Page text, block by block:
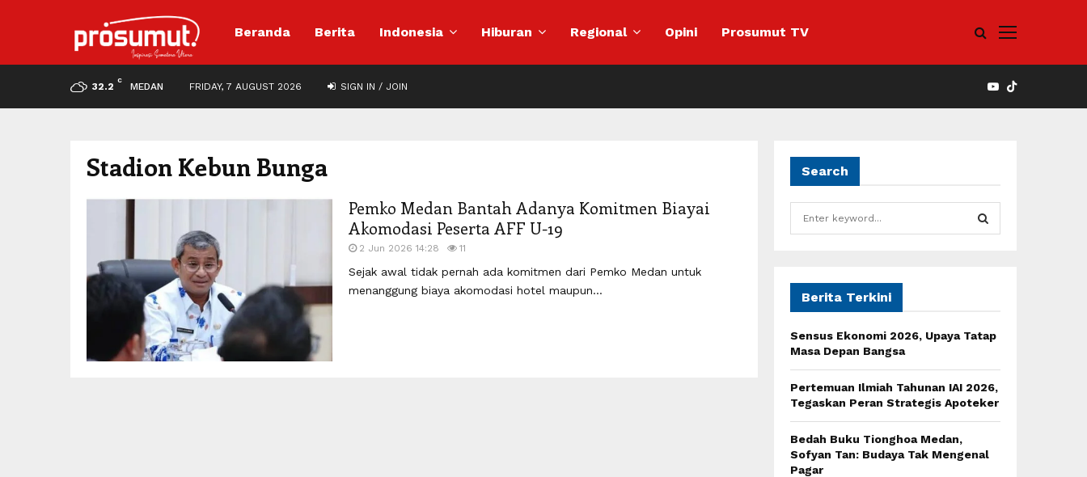
Beranda Berita Indonesia Hiburan Regional Opini Prosumut TV
32.2
C
MEDAN FRIDAY, 7 AUGUST 2026 SIGN IN / JOIN YOUTUBE
Stadion Kebun Bunga
Pemko Medan Bantah Adanya Komitmen Biayai
Akomodasi Peserta AFF U-19
2 Jun 2026 14:28 11
Sejak awal tidak pernah ada komitmen dari Pemko Medan untuk
menanggung biaya akomodasi hotel maupun...
Search
f
r
Berita Terkini
Sensus Ekonomi 2026, Upaya Tatap
Masa Depan Bangsa
Pertemuan Ilmiah Tahunan IAI 2026,
Tegaskan Peran Strategis Apoteker
Bedah Buku Tionghoa Medan,
Sofyan Tan: Budaya Tak Mengenal
Pagar